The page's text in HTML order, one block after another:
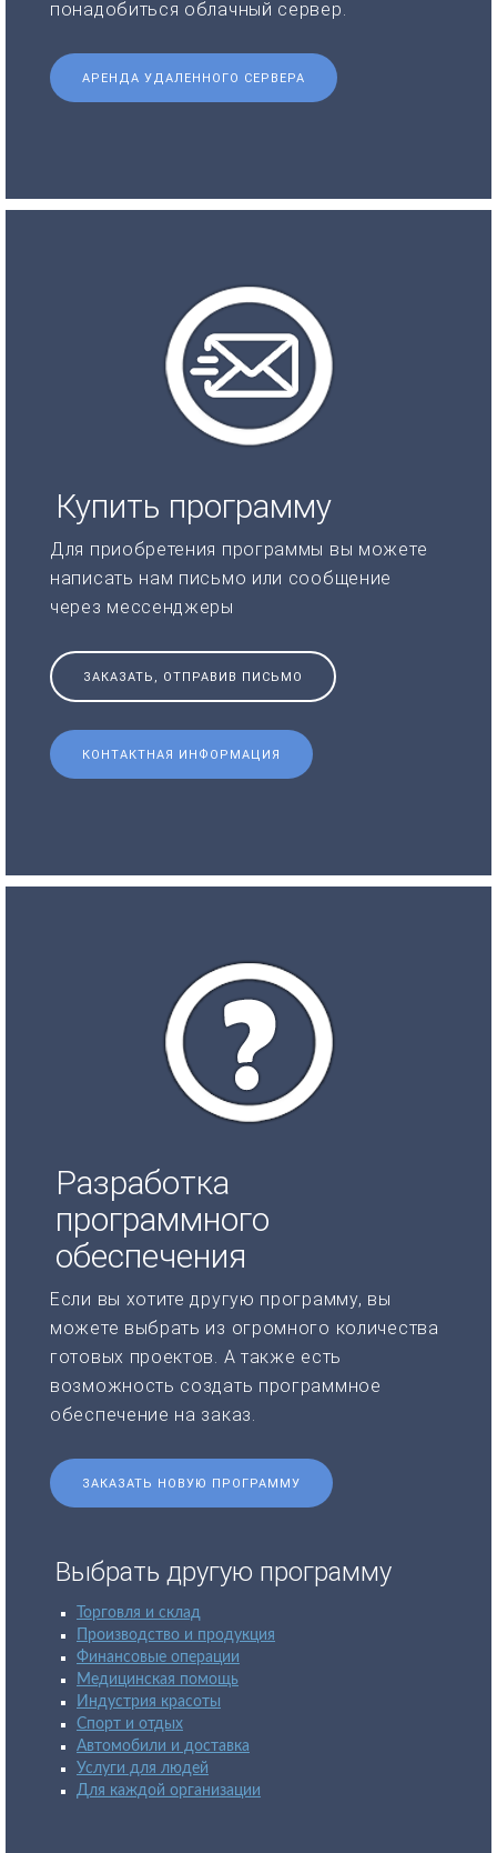
понадобиться облачный сервер.
АРЕНДА УДАЛЕННОГО СЕРВЕРА
Купить программу
Для приобретения программы вы можете
написать нам письмо или сообщение
через мессенджеры
ЗАКАЗАТЬ, ОТПРАВИВ ПИСЬМО
КОНТАКТНАЯ ИНФОРМАЦИЯ
Разработка
программного
обеспечения
Если вы хотите другую программу, вы
можете выбрать из огромного количества
готовых проектов. А также есть
возможность создать программное
обеспечение на заказ.
ЗАКАЗАТЬ НОВУЮ ПРОГРАММУ
Выбрать другую программу
Торговля и склад
Производство и продукция
Финансовые операции
Медицинская помощь
Индустрия красоты
Спорт и отдых
Автомобили и доставка
Услуги для людей
Для каждой организации